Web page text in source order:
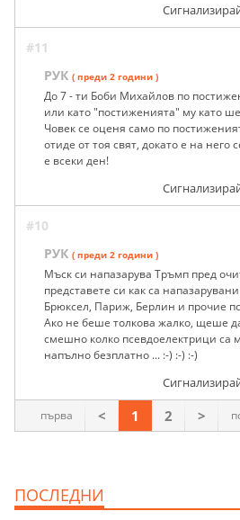
#11
РУК ( преди 2 години )
До 7 - ти Боби Михайлов по
или като "постиженията" му като
Човек се оценя само по
отиде от тоя свят, докато е на него
е всеки ден!
#10
РУК ( преди 2 години )
Мъск си напазарува Тръмп пред
представете си как са
Брюксел, Париж, Берлин и прочие
Ако не беше толкова жалко, щеше
смешно колко псевдоелектрици
напълно безплатно ... :-) :-) :-)
първа < 1 2 >
ПОСЛЕДНИ